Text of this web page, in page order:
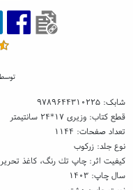
توسط
شابک:۹۷۸۹۶۴۴۳۱۰۲۲۵
قطع کتاب: وزیری ۱۷*۲۴ سانتیمتر
تعداد صفحات: ۱۱۴۴
نوع جلد: زرکوب
کیفیت اثر: چاپ تك رنگ، کاغذ تحریر
سال چاپ: ۱۴۰۳